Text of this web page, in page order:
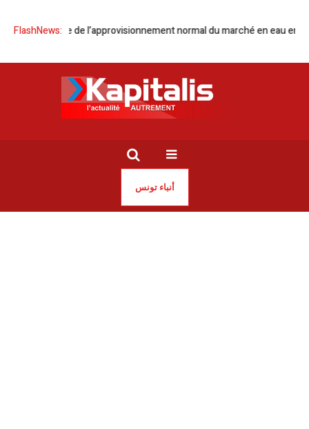
FlashNews:
l Reprise de l’approvisionnement normal du marché en eau en
أنباء تونس